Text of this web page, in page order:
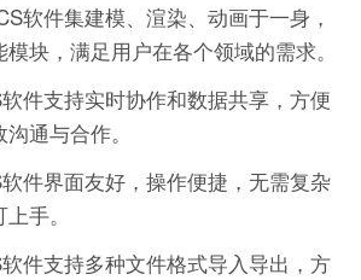
软件集建模、渲染、动画于一身，
块，满足用户在各个领域的需求。
件支持实时协作和数据共享，方便
通与合作。
件界面友好，操作便捷，无需复杂
手。
件支持多种文件格式导入导出，方